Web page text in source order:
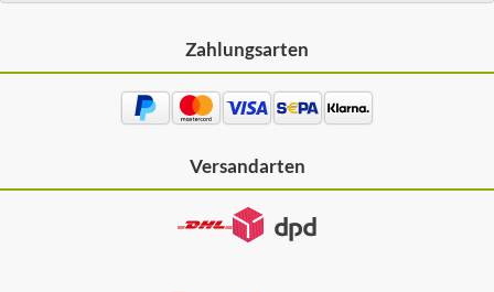
Zahlungsarten
Versandarten